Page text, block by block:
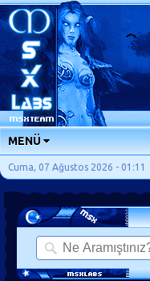
MENÜ
ANA SAYFA
FORUMLAR
SORU-CEVAP
GÜNLÜKLER
SON MESAJLAR
Cuma, 07 Ağustos 2026 - 01:11